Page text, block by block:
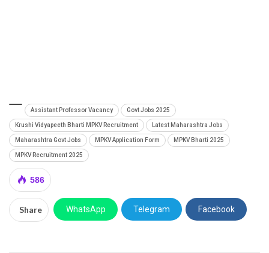
Assistant Professor Vacancy Govt Jobs 2025
Krushi Vidyapeeth Bharti MPKV Recruitment Latest Maharashtra Jobs
Maharashtra Govt Jobs MPKV Application Form MPKV Bharti 2025
MPKV Recruitment 2025
586
Share WhatsApp Telegram Facebook